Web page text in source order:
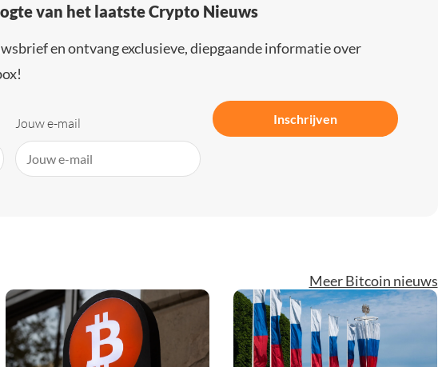
van het laatste Crypto Nieuws
en ontvang exclusieve, diepgaande informatie over
Jouw e-mail Inschrijven
Meer Bitcoin nieuws